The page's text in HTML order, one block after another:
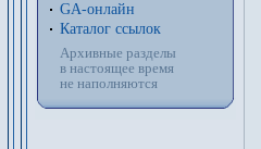
GA-онлайн
Каталог ссылок
Архивные разделы
в настоящее время
не наполняются